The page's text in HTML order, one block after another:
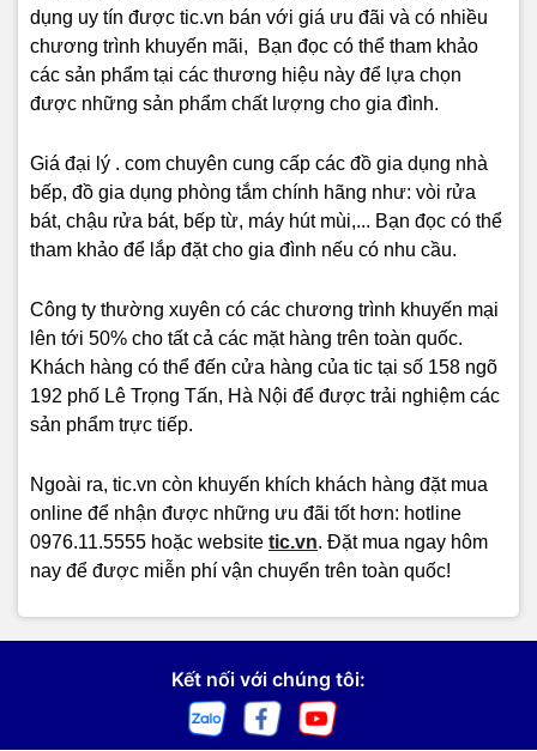
dụng uy tín được tic.vn bán với giá ưu đãi và có nhiều
chương trình khuyến mãi, Bạn đọc có thể tham khảo
các sản phẩm tại các thương hiệu này để lựa chọn
được những sản phẩm chất lượng cho gia đình.
Giá đại lý . com chuyên cung cấp các đồ gia dụng nhà
bếp, đồ gia dụng phòng tắm chính hãng như: vòi rửa
bát, chậu rửa bát, bếp từ, máy hút mùi,... Bạn đọc có thể
tham khảo để lắp đặt cho gia đình nếu có nhu cầu.
Công ty thường xuyên có các chương trình khuyến mại
lên tới 50% cho tất cả các mặt hàng trên toàn quốc.
Khách hàng có thể đến cửa hàng của tic tại số 158 ngõ
192 phố Lê Trọng Tấn, Hà Nội để được trải nghiệm các
sản phẩm trực tiếp.
Ngoài ra, tic.vn còn khuyến khích khách hàng đặt mua
online để nhận được những ưu đãi tốt hơn: hotline
0976.11.5555 hoặc website tic.vn. Đặt mua ngay hôm
nay để được miễn phí vận chuyển trên toàn quốc!
Kết nối với chúng tôi: